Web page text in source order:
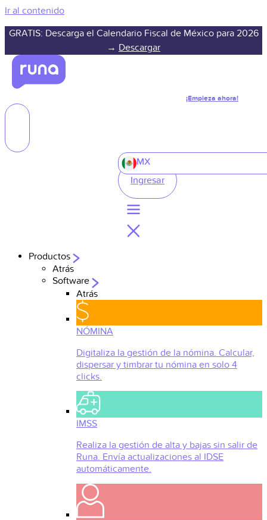
Ir al contenido
GRATIS: Descarga el Calendario Fiscal de México para 2026
→ Descargar
¡Empieza ahora!
MX
Ingresar
Productos
Atrás
Software
Atrás
NÓMINA
Digitaliza la gestión de la nómina. Calcular,
dispersar y timbrar tu nómina en solo 4
clicks.
IMSS
Realiza la gestión de alta y bajas sin salir de
Runa. Envía actualizaciones al IDSE
automáticamente.